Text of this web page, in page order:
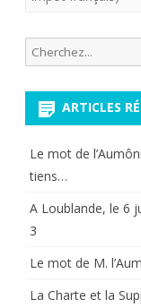
Recherche
pour:
ARTICLES
Le mot de
tiens…
A Loublande, le 6
3
Le mot de M.
La Charte et la